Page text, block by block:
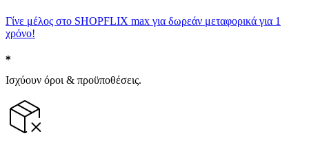
Γίνε μέλος στο SHOPFLIX max για δωρεάν μεταφορικά για 1
χρόνο!
Ισχύουν όροι & προϋποθέσεις.